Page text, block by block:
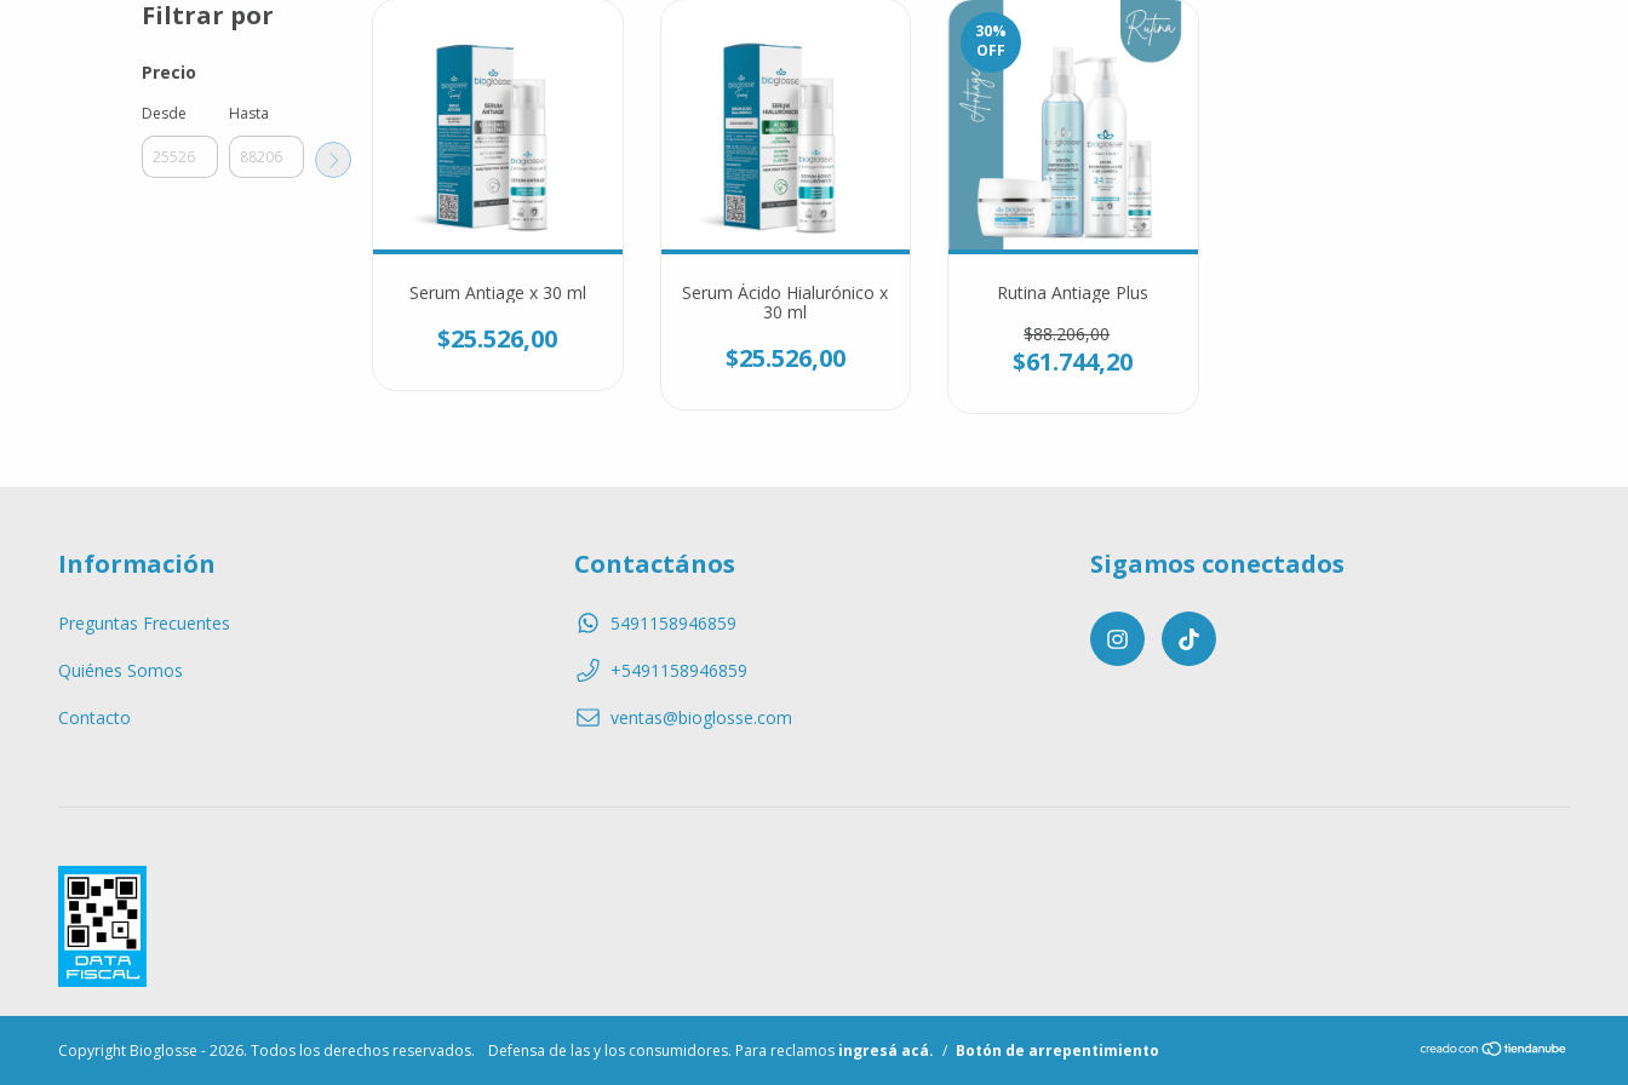
Filtrar por
Precio
Desde Hasta
Serum Antiage x 30 ml
$25.526,00
Serum Ácido Hialurónico x
30 ml
$25.526,00
30%
OFF
Rutina Antiage Plus
$88.206,00
$61.744,20
Información
Preguntas Frecuentes
Quiénes Somos
Contacto
Contactános
5491158946859
+5491158946859
ventas@bioglosse.com
Sigamos conectados
Copyright Bioglosse - 2026. Todos los derechos reservados. Defensa de las y los consumidores. Para reclamos ingresá acá. / Botón de arrepentimiento